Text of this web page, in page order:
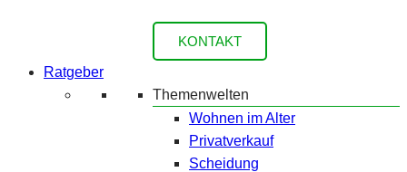
KONTAKT
Ratgeber
Themenwelten
Wohnen im Alter
Privatverkauf
Scheidung